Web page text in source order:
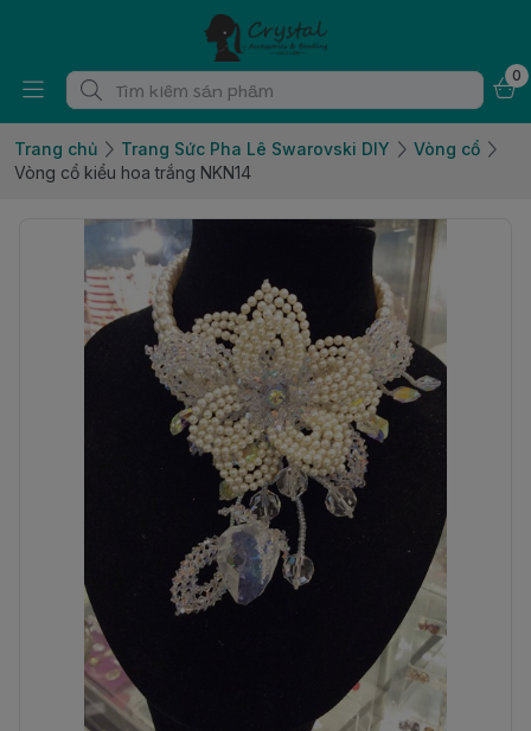
0
Trang chủ Trang Sức Pha Lê Swarovski DIY
Vòng cổ
Vòng cổ kiểu hoa trắng NKN14